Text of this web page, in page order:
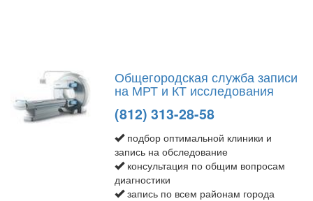
Общегородская служба записи
на МРТ и КТ исследования
(812) 313-28-58
подбор оптимальной клиники и
запись на обследование
консультация по общим вопросам
диагностики
запись по всем районам города